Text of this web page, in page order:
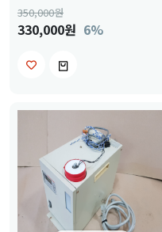
350,000원
330,000원 6%